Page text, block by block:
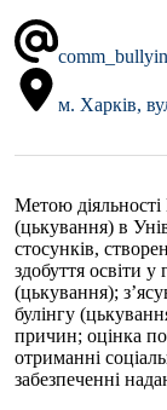
м. Харків,
Метою діяльності
(цькування) в
стосунків,
здобуття освіти у
(цькування);
булінгу
причин; оцінка
отриманні
забезпеченні